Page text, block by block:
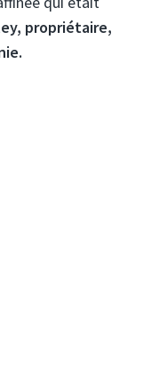
propriétaire,